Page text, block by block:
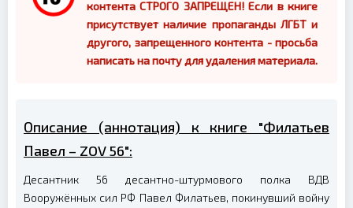
контента СТРОГО ЗАПРЕЩЕН! Если в книге
присутствует наличие пропаганды ЛГБТ и
другого, запрещенного контента - просьба
написать на почту для удаления материала.
Описание (аннотация) к книге "Филатьев
Павел – ZOV 56":
Десантник 56 десантно-штурмового полка ВДВ
Вооружённых сил РФ Павел Филатьев, покинувший войну